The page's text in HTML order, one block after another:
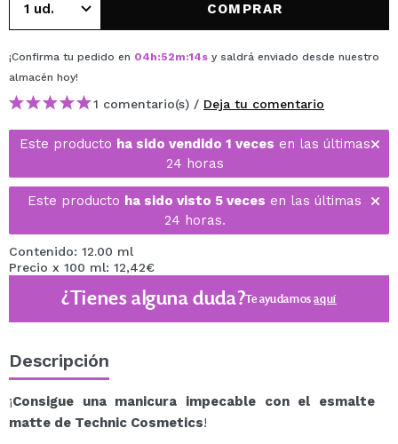
COMPRAR
¡Confirma tu pedido en 04h:52m:14s y saldrá enviado desde nuestro
almacén hoy!
1 comentario(s) / Deja tu comentario
Este producto ha sido vendido 1 veces en las últimas
24 horas
Este producto ha sido visto 5 veces en las últimas
24 horas.
Contenido: 12.00 ml
Precio x 100 ml: 12,42€
¿Tienes alguna duda?Te ayudamosaquí
Descripción
¡Consigue una manicura impecable con el esmalte
matte de Technic Cosmetics!